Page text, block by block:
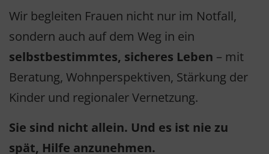
Wir begleiten Frauen nicht nur im Notfall,
sondern auch auf dem Weg in ein
selbstbestimmtes, sicheres Leben – mit
Beratung, Wohnperspektiven, Stärkung der
Kinder und regionaler Vernetzung.
Sie sind nicht allein. Und es ist nie zu
spät, Hilfe anzunehmen.